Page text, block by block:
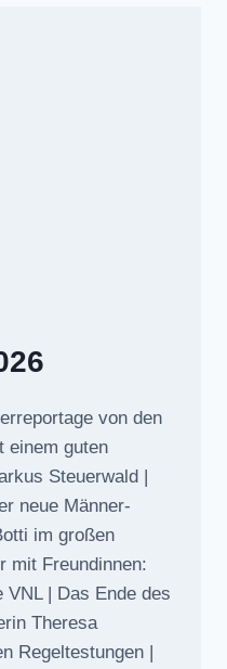
von den
einem guten
Steuerwald |
neue Männer-
im großen
mit Freundinnen:
VNL | Das Ende des
Theresa
Regeltestungen |